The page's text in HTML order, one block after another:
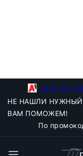
+375-29-
НЕ НАШЛИ
ВАМ ПОМОЖЕМ!
По